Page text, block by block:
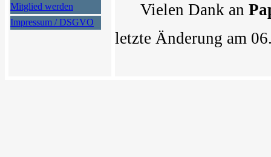
Mitglied werden
Impressum / DSGVO
Vielen Dank an
letzte Änderung am